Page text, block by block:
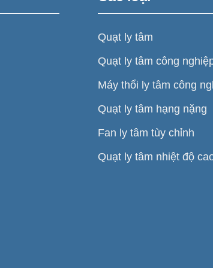
Quạt ly tâm
Quạt ly tâm công
Máy thổi ly tâm công
Quạt ly tâm hạng nặng
Fan ly tâm tùy chỉnh
Quạt ly tâm nhiệt độ